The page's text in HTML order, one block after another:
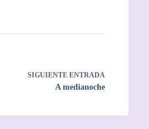
SIGUIENTE ENTRADA
A medianoche